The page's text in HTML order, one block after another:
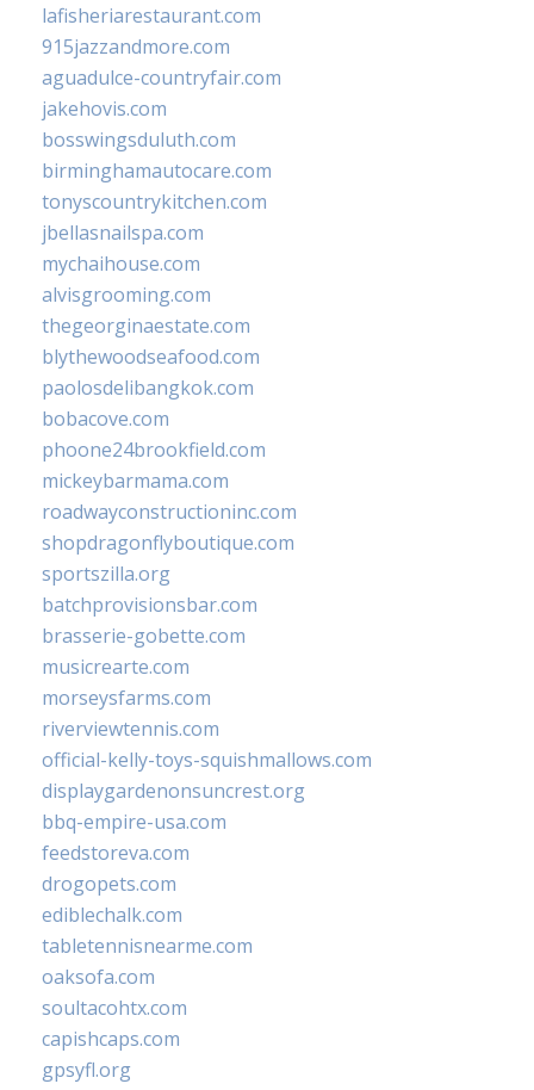
lafisheriarestaurant.com
915jazzandmore.com
aguadulce-countryfair.com
jakehovis.com
bosswingsduluth.com
birminghamautocare.com
tonyscountrykitchen.com
jbellasnailspa.com
mychaihouse.com
alvisgrooming.com
thegeorginaestate.com
blythewoodseafood.com
paolosdelibangkok.com
bobacove.com
phoone24brookfield.com
mickeybarmama.com
roadwayconstructioninc.com
shopdragonflyboutique.com
sportszilla.org
batchprovisionsbar.com
brasserie-gobette.com
musicrearte.com
morseysfarms.com
riverviewtennis.com
official-kelly-toys-squishmallows.com
displaygardenonsuncrest.org
bbq-empire-usa.com
feedstoreva.com
drogopets.com
ediblechalk.com
tabletennisnearme.com
oaksofa.com
soultacohtx.com
capishcaps.com
gpsyfl.org